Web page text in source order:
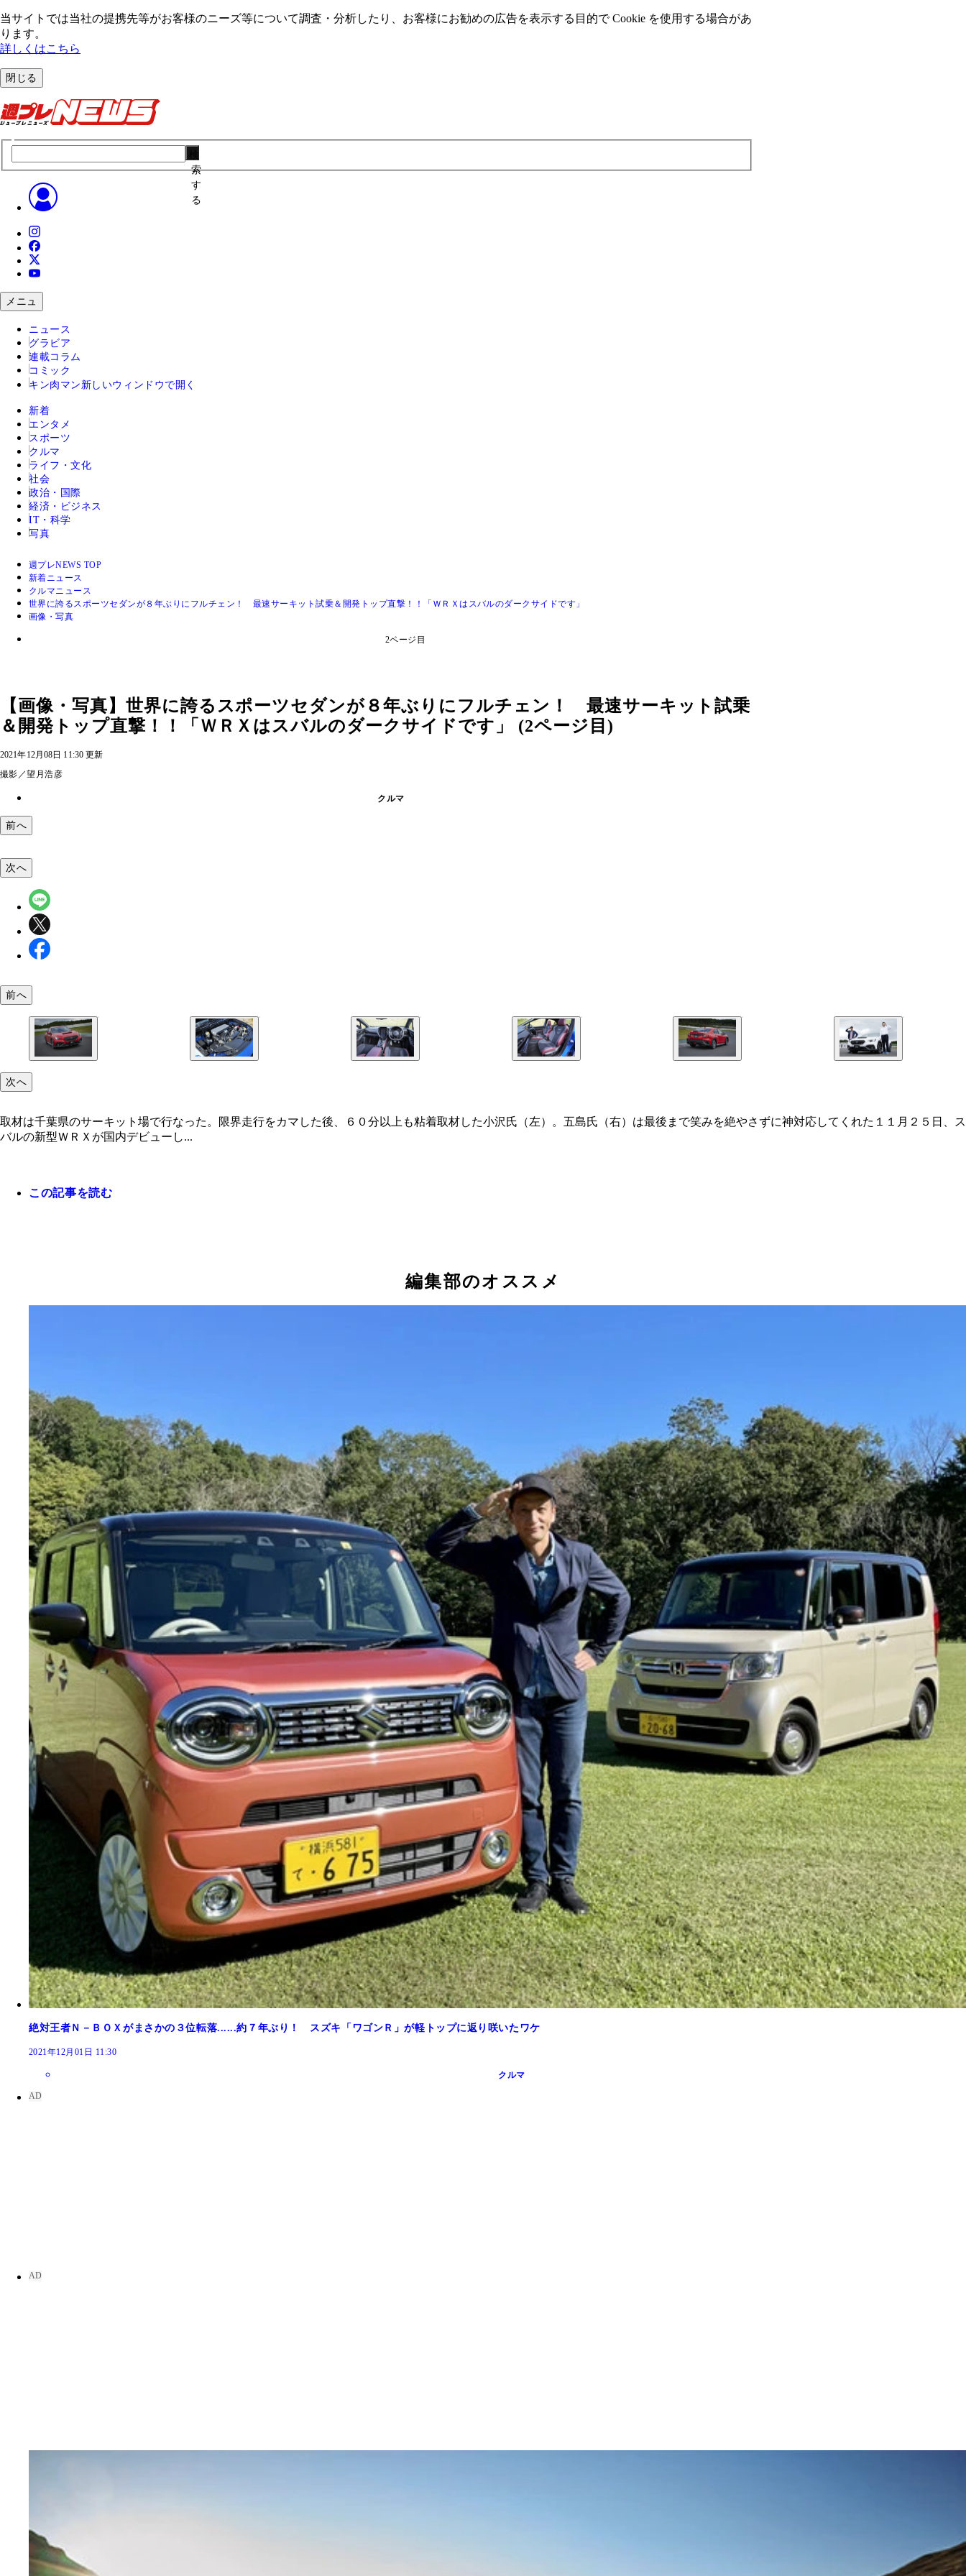
当サイトでは当社の提携先等がお客様のニーズ等について調査・分析したり、お客様にお勧めの広告を表⽰する⽬的で Cookie を使⽤する場合があ
ります。
詳しくはこちら
閉じる
索
す
る
メニュ
ニュース
グラビア
連載コラム
コミック
キン肉マン 新しいウィンドウで開く
新着
エンタメ
スポーツ
クルマ
ライフ・文化
社会
政治・国際
経済・ビジネス
IT・科学
写真
週プレNEWS TOP
新着ニュース
クルマニュース
世界に誇るスポーツセダンが８年ぶりにフルチェン！ 最速サーキット試乗＆開発トップ直撃！！「ＷＲＸはスバルのダークサイドです」
画像・写真
2ページ目
【画像・写真】世界に誇るスポーツセダンが８年ぶりにフルチェン！ 最速サーキット試乗
＆開発トップ直撃！！「ＷＲＸはスバルのダークサイドです」 (2ページ目)
2021年12月08日 11:30 更新
撮影／望月浩彦
クルマ
前へ
スバル「ＷＲＸ Ｓ４」 発売：２０２１年１１月２５日 価格：４００万４０００～４７７万４０００円 リセール：Ａ フルモデルチェンジにより、ＷＲＸならではの高
もたらす加速性能と、スバル自慢のＡＷＤによる走行安定性が格段にアップデートされた
２.４リットルボクサーターボは、全域でターボラグを感じさせない瞬発力を発揮。日常からサーキットまで意のままの加減速を味わえる
運転席で目を引くのは１１.６インチのセンターインフォメーションディスプレイとインフォテインメントシステム。コイツは一部グレードで標準装備となる
試乗車にはメーカー装着オプションとなる専用のフロントレカロシートが！ ＳＴＩのロゴ入りで快適な座り心地を実現している
マフラーは左右４本出し。フロントフェンダー、リヤバンパーの後部にはダクトを配することで、乱流などの発生を抑制している
取材は千葉県のサーキット場で行なった。限界走行をカマした後、６０分以上も粘着取材した小沢氏（左）。五島氏（右）は最後まで笑みを絶やさずに神対応してくれた
次へ
前へ
次へ
取材は千葉県のサーキット場で行なった。限界走行をカマした後、６０分以上も粘着取材した小沢氏（左）。五島氏（右）は最後まで笑みを絶やさずに神対応してくれた１１月２５日、ス
バルの新型ＷＲＸが国内デビューし...
この記事を読む
編集部のオススメ
絶対王者Ｎ－ＢＯＸがまさかの３位転落......約７年ぶり！ スズキ「ワゴンＲ」が軽トップに返り咲いたワケ
2021年12月01日 11:30
クルマ